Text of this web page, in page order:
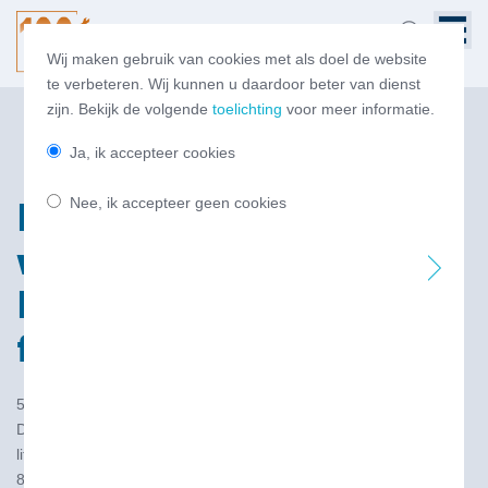
Wij maken gebruik van cookies met als doel de website
te verbeteren. Wij kunnen u daardoor beter van dienst
zijn. Bekijk de volgende toelichting voor meer informatie.
Ja, ik accepteer cookies
Nee, ik accepteer geen cookies
Brandstofomzet
wegverkeer in
Nederland (in liters) tm
februari 2026: -8,7%
5 mei 2026
De brandstofomzet (LPG, benzine en diesel voor wegverkeer) in
liters in Nederland is in de eerste twee maanden van 2026 met
8,7% gedaald ten opzichte van dezelfde periode in 2025, stelt de